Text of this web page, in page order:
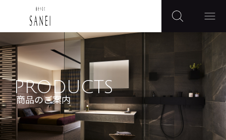
PRODUCTS
商品のご案内